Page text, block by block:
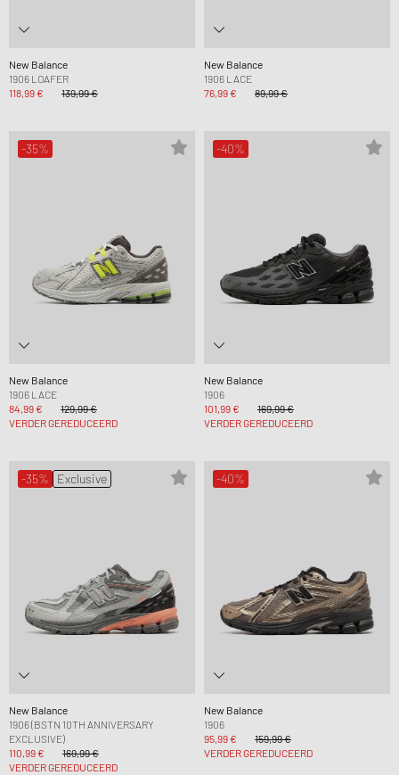
New Balance
1906 LOAFER
118,99 €
139,99 €
New Balance
1906 LACE
76,99 €
89,99 €
-35%
New Balance
1906 LACE
84,99 €
129,99 €
VERDER GEREDUCEERD
-40%
New Balance
1906
101,99 €
169,99 €
VERDER GEREDUCEERD
-35% Exclusive
New Balance
1906 (BSTN 10TH ANNIVERSARY
EXCLUSIVE)
110,99 €
169,99 €
VERDER GEREDUCEERD
-40%
New Balance
1906
95,99 €
159,99 €
VERDER GEREDUCEERD